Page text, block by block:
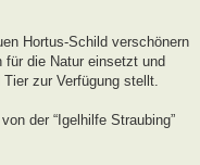
Hortus-Schild verschönern
die Natur einsetzt und
zur Verfügung stellt.
der “Igelhilfe Straubing”